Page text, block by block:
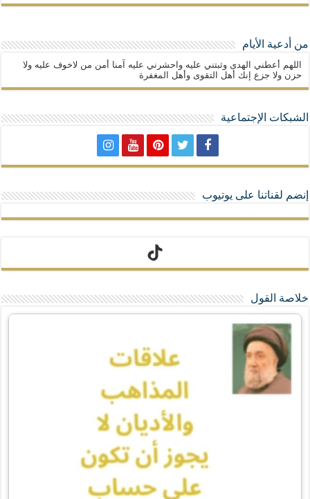
من أدعية الأيام
اللهم أعطني الهدى وثبتني عليه واحشرني عليه آمنا أمن من لاخوف عليه ولا
حزن ولا جزع إنك أهل التقوى وأهل المغفرة
الشبكات الإجتماعية
إنضم لقناتنا على يوتيوب
تيك توك
خلاصة القول